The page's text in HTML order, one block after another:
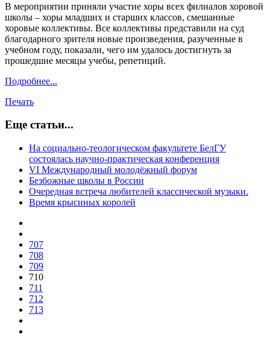
В мероприятии приняли участие хоры всех филиалов хоровой
школы – хоры младших и старших классов, смешанные
хоровые коллективы. Все коллективы представили на суд
благодарного зрителя новые произведения, разученные в
учебном году, показали, чего им удалось достигнуть за
прошедшие месяцы учебы, репетиций.
Подробнее...
Печать
Еще статьи...
На социально-теологическом факультете БелГУ
состоялась научно-практическая конференция
VI Международный молодёжный форум
Безбожные школы в России
Очередная встреча любителей классической музыки.
Время крысиных королей
707
708
709
710
711
712
713